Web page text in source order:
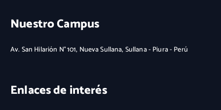
Nuestro Campus
Av. San Hilarión N° 101, Nueva Sullana, Sullana - Piura - Perú
Enlaces de interés